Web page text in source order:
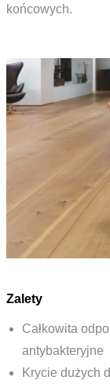
końcowych.
Zalety
Całkowita
antybakteryjne
Krycie dużych